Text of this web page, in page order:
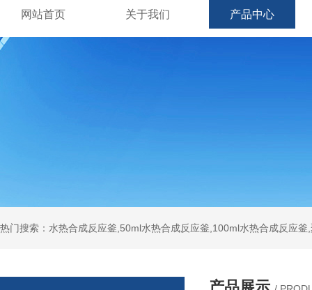
网站首页 关于我们 产品中心
热门搜索：水热合成反应釜,50ml水热合成反应釜,100ml水热合成反应